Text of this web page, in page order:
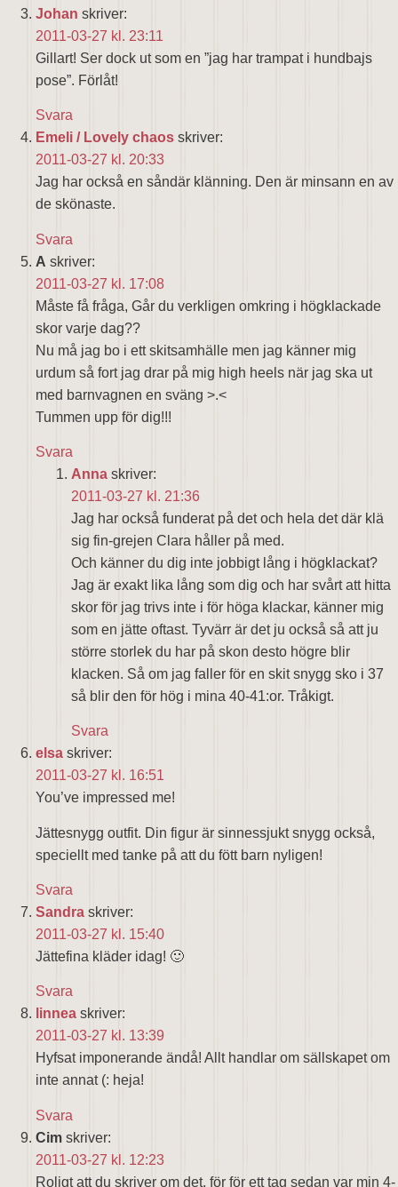
Johan skriver:
2011-03-27 kl. 23:11
Gillart! Ser dock ut som en ”jag har trampat i hundbajs
pose”. Förlåt!
Svara
Emeli / Lovely chaos skriver:
2011-03-27 kl. 20:33
Jag har också en såndär klänning. Den är minsann en av
de skönaste.
Svara
A skriver:
2011-03-27 kl. 17:08
Måste få fråga, Går du verkligen omkring i högklackade
skor varje dag??
Nu må jag bo i ett skitsamhälle men jag känner mig
urdum så fort jag drar på mig high heels när jag ska ut
med barnvagnen en sväng >.<
Tummen upp för dig!!!
Svara
Anna skriver:
2011-03-27 kl. 21:36
Jag har också funderat på det och hela det där klä
sig fin-grejen Clara håller på med.
Och känner du dig inte jobbigt lång i högklackat?
Jag är exakt lika lång som dig och har svårt att hitta
skor för jag trivs inte i för höga klackar, känner mig
som en jätte oftast. Tyvärr är det ju också så att ju
större storlek du har på skon desto högre blir
klacken. Så om jag faller för en skit snygg sko i 37
så blir den för hög i mina 40-41:or. Tråkigt.
Svara
elsa skriver:
2011-03-27 kl. 16:51
You’ve impressed me!
Jättesnygg outfit. Din figur är sinnessjukt snygg också,
speciellt med tanke på att du fött barn nyligen!
Svara
Sandra skriver:
2011-03-27 kl. 15:40
Jättefina kläder idag! 🙂
Svara
linnea skriver:
2011-03-27 kl. 13:39
Hyfsat imponerande ändå! Allt handlar om sällskapet om
inte annat (: heja!
Svara
Cim skriver:
2011-03-27 kl. 12:23
Roligt att du skriver om det, för för ett tag sedan var min 4-